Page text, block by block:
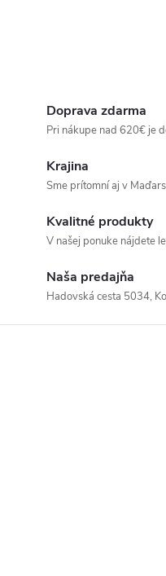
Doprava zdarma
Pri nákupe nad 620€ je
Krajina
Sme prítomní aj v
Kvalitné produkty
V našej ponuke nájdete
Naša predajňa
Hadovská cesta 5034,